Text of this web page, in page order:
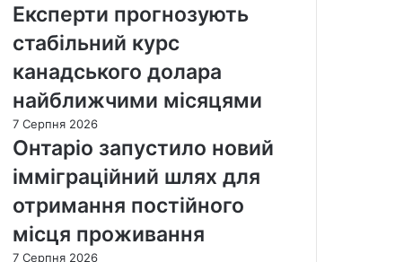
Експерти прогнозують
стабільний курс
канадського долара
найближчими місяцями
7 Серпня 2026
Онтаріо запустило новий
імміграційний шлях для
отримання постійного
місця проживання
7 Серпня 2026